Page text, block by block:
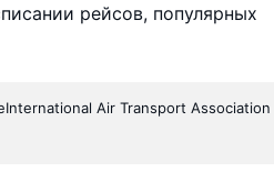
рейсов, популярных